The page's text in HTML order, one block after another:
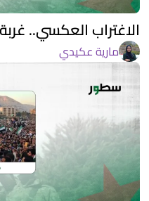
الاغتراب العكسي..
مارية عكيدي